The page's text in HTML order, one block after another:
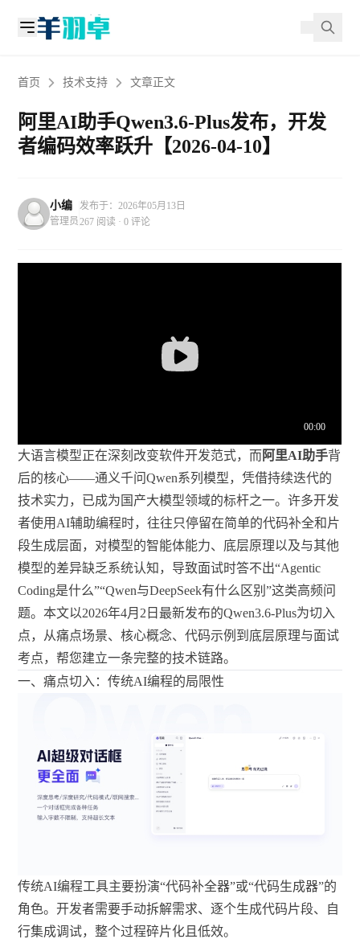
首页 技术支持 文章正文
阿里AI助手Qwen3.6-Plus发布，开发
者编码效率跃升【2026-04-10】
小编
管理员
发布于：2026年05月13日
267 阅读 · 0 评论
大语言模型正在深刻改变软件开发范式，而 阿里AI助手背
后的核心——通义千问Qwen系列模型，凭借持续迭代的
技术实力，已成为国产大模型领域的标杆之一。许多开发
者使用AI辅助编程时，往往只停留在简单的代码补全和片
段生成层面，对模型的智能体能力、底层原理以及与其他
模型的差异缺乏系统认知，导致面试时答不出“Agentic
Coding是什么”“Qwen与DeepSeek有什么区别”这类高频问
题。本文以2026年4月2日最新发布的Qwen3.6-Plus为切入
点，从痛点场景、核心概念、代码示例到底层原理与面试
考点，帮您建立一条完整的技术链路。
一、痛点切入：传统AI编程的局限性
传统AI编程工具主要扮演“代码补全器”或“代码生成器”的
角色。开发者需要手动拆解需求、逐个生成代码片段、自
行集成调试，整个过程碎片化且低效。